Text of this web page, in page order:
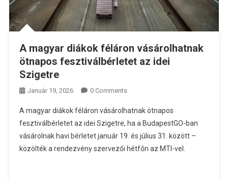
A magyar diákok féláron vásárolhatnak
ötnapos fesztiválbérletet az idei
Szigetre
Január 19, 2026 0 Comments
A magyar diákok féláron vásárolhatnak ötnapos
fesztiválbérletet az idei Szigetre, ha a BudapestGO-ban
vásárolnak havi bérletet január 19. és július 31. között –
közölték a rendezvény szervezői hétfőn az MTI-vel.